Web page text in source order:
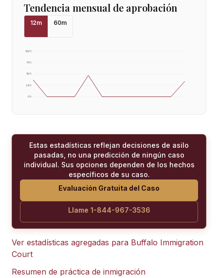
Tendencia mensual de aprobación
12m 60m
0%
25%
50%
75%
100%
Estas estadísticas reflejan decisiones de asilo
pasadas, no una predicción de ningún caso
individual. Sus opciones dependen de los hechos
específicos de su caso.
Evaluación Gratuita del Caso
Llame 1-844-967-3536
Ver estadísticas agregadas para Buffalo Immigration
Court
Resumen de práctica de inmigración